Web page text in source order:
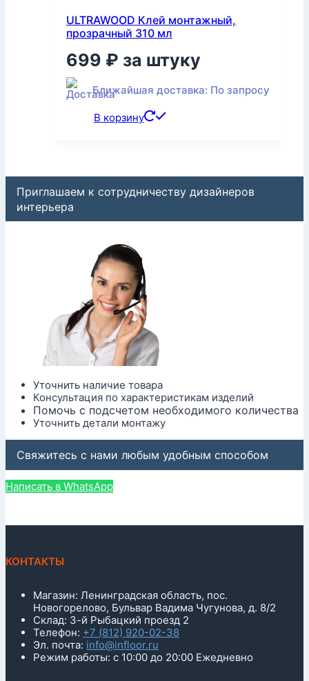
ULTRAWOOD Клей монтажный,
прозрачный 310 мл
699 ₽ за штуку
Ближайшая доставка: По запросу
В корзину
Приглашаем к сотрудничеству дизайнеров
интерьера
Уточнить наличие товара
Консультация по характеристикам изделий
Помочь с подсчетом необходимого количества
Уточнить детали монтажу
Свяжитесь с нами любым удобным способом
Написать в WhatsApp
КОНТАКТЫ
Магазин: Ленинградская область, пос.
Новогорелово, Бульвар Вадима Чугунова, д. 8/2
Склад: 3-й Рыбацкий проезд 2
Телефон: +7 (812) 920-02-38
Эл. почта: info@infloor.ru
Режим работы: с 10:00 до 20:00 Ежедневно